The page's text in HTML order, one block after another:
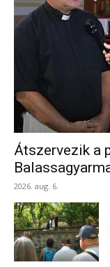
Átszervezik a
2026. aug. 6.